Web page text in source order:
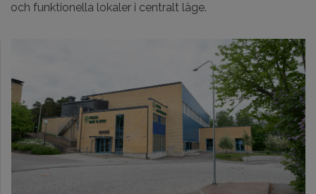
och funktionella lokaler i centralt läge.